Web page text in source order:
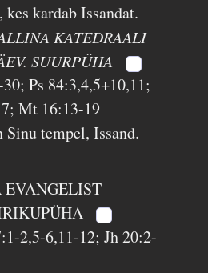
kes kardab Issandat.
KATEDRAALI
SUURPÜHA
Ps 84:3,4,5+10,11;
Mt 16:13-19
tempel, Issand.
EVANGELIST
2,5-6,11-12; Jh 20:2-